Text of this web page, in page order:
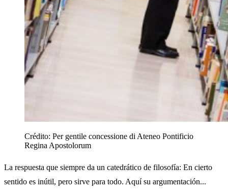
Crédito: Per gentile concessione di Ateneo Pontificio
Regina Apostolorum
La respuesta que siempre da un catedrático de filosofía: En cierto
sentido es inútil, pero sirve para todo. Aquí su argumentación...